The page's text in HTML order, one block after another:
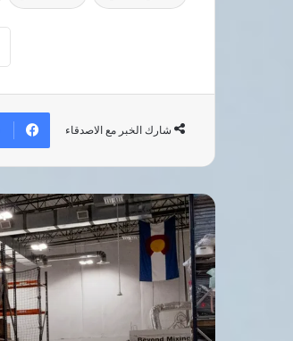
شارك الخبر مع الاصدقاء